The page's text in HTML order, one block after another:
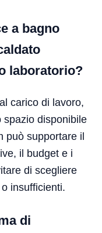
a bagno
laboratorio?
carico di lavoro,
spazio disponibile
può supportare il
il budget e i
di scegliere
insufficienti.
di